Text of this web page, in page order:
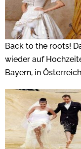
Back to the roots!
wieder auf
Bayern, in